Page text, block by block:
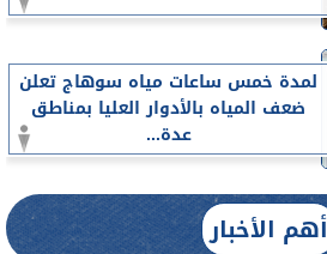
لمدة خمس ساعات مياه سوهاج تعلن
ضعف المياه بالأدوار العليا بمناطق
عدة...
أهم الأخبار